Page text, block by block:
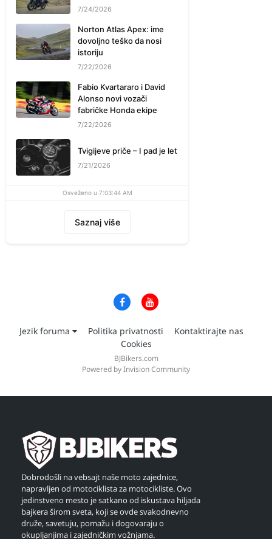
7/24/2026
Norton Atlas Apex: ime
dovoljno teško da nosi
istoriju
7/22/2026
Fabio Kvartararo i David
Alonso novi vozači
fabričke Honda ekipe
7/22/2026
Tvigijeve priče – I pad je let
7/21/2026
Osveženo u 7:03:44 AM
Saznaj više
Jezik foruma Politika privatnosti
Kontaktirajte nas
Cookies
BJBikers.com
Powered by Invision Community
Dobrodošli na vebsajt naše moto zajednice,
napravljen od motociklista za motocikliste. Ovo
jedinstveno mesto je satkano od iskustava hiljada
bajkera širom sveta, koji se ovde svakodnevno
druže, savetuju, pomažu i dogovaraju o
okupljanjima i zajedničkim vožnjama.